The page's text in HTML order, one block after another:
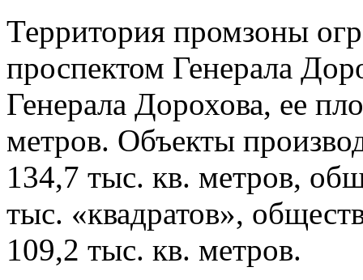
Территория промзоны
проспектом Генерала
Генерала Дорохова, ее
метров. Объекты
134,7 тыс. кв. метров,
тыс. «квадратов»,
109,2 тыс. кв. метров.